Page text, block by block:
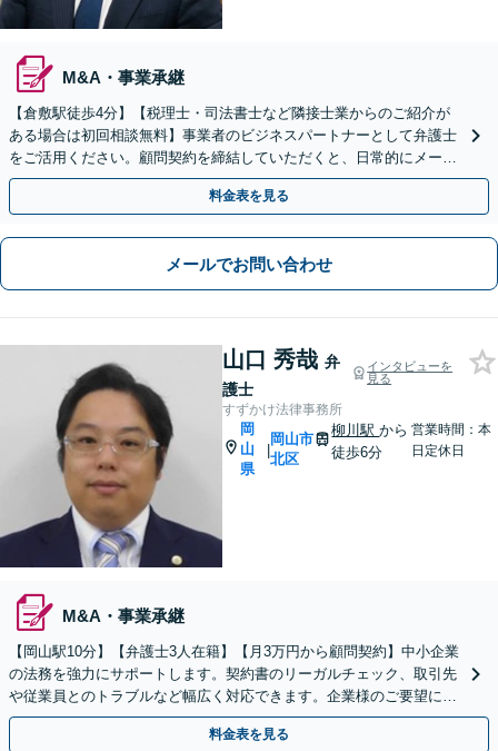
M&A・事業承継
【倉敷駅徒歩4分】【税理士・司法書士など隣接士業からのご紹介が
ある場合は初回相談無料】事業者のビジネスパートナーとして弁護士
をご活用ください。顧問契約を締結していただくと、日常的にメール
やお電話でのご相談も可能です。
料金表を見る
メールでお問い合わせ
山口 秀哉 弁
護士
インタビューを
見る
すずかけ法律事務所
岡
山
県
|
岡山市
北区
柳川駅から
徒歩6分
営業時間：本
日定休日
M&A・事業承継
【岡山駅10分】【弁護士3人在籍】【月3万円から顧問契約】中小企業
の法務を強力にサポートします。契約書のリーガルチェック、取引先
や従業員とのトラブルなど幅広く対応できます。企業様のご要望に沿
えるよう尽力します【土日祝／夜間対応可】
料金表を見る